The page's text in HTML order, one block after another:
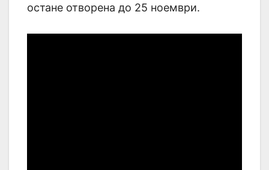
остане отворена до 25 ноември.